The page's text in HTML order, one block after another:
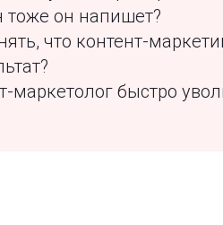
тоже он напишет?
что контент-
маркетолог быстро